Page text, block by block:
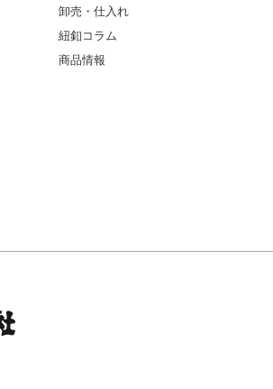
卸売・仕入れ
紐釦コラム
商品情報